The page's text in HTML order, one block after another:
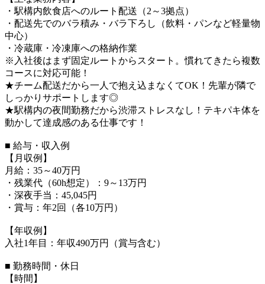
・駅構内飲食店へのルート配送（2～3拠点）
・配送先でのバラ積み・バラ下ろし（飲料・パンなど軽量物
中心）
・冷蔵庫・冷凍庫への格納作業
※入社後はまず固定ルートからスタート。慣れてきたら複数
コースに対応可能！
★チーム配送だから一人で抱え込まなくてOK！先輩が隣で
しっかりサポートします◎
★駅構内の夜間勤務だから渋滞ストレスなし！テキパキ体を
動かして達成感のある仕事です！
■ 給与・収入例
【月収例】
月給：35～40万円
・残業代（60h想定）：9～13万円
・深夜手当：45,045円
・賞与：年2回（各10万円）
【年収例】
入社1年目：年収490万円（賞与含む）
■ 勤務時間・休日
【時間】